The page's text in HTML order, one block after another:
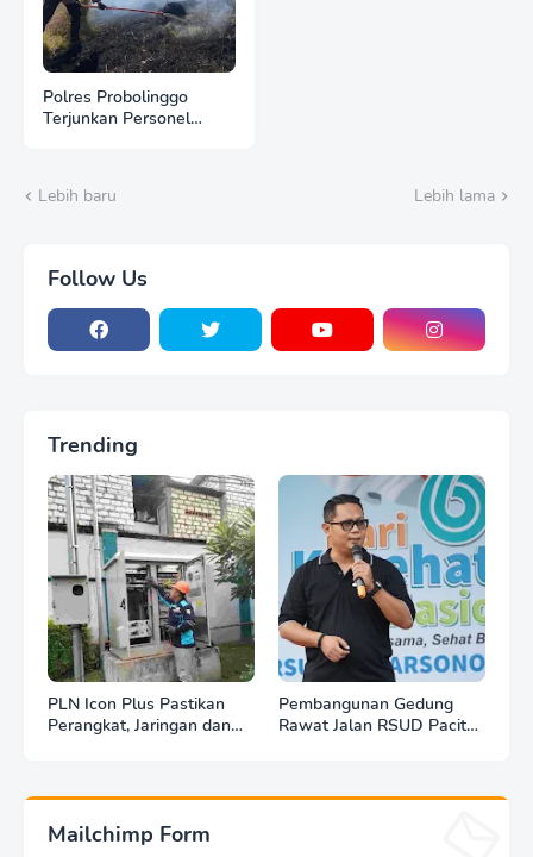
Polres Probolinggo
Terjunkan Personel
Lebih baru Lebih lama
Follow Us
Trending
PLN Icon Plus Pastikan
Perangkat, Jaringan dan
Pembangunan Gedung
Rawat Jalan RSUD Pacitan
Mailchimp Form